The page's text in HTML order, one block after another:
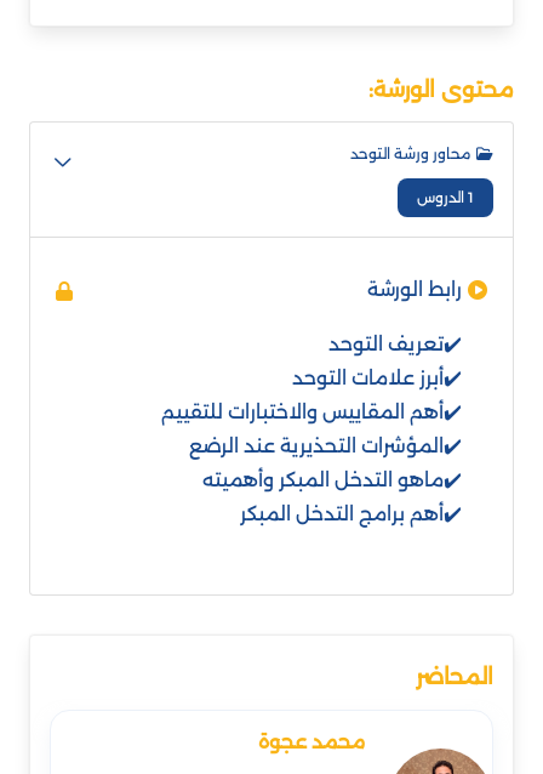
محتوى الورشة:
محاور ورشة التوحد
1 الدروس
رابط الورشة
✔️تعريف التوحد
✔️أبرز علامات التوحد
✔️أهم المقاييس والاختبارات للتقييم
✔️المؤشرات التحذيرية عند الرضع
✔️ماهو التدخل المبكر وأهميته
✔️أهم برامج التدخل المبكر
المحاضر
محمد عجوة